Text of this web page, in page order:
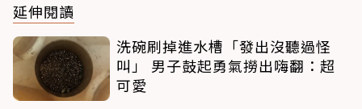
延伸閱讀
洗碗刷掉進水槽「發出沒聽過怪
叫」 男子鼓起勇氣撈出嗨翻：超
可愛